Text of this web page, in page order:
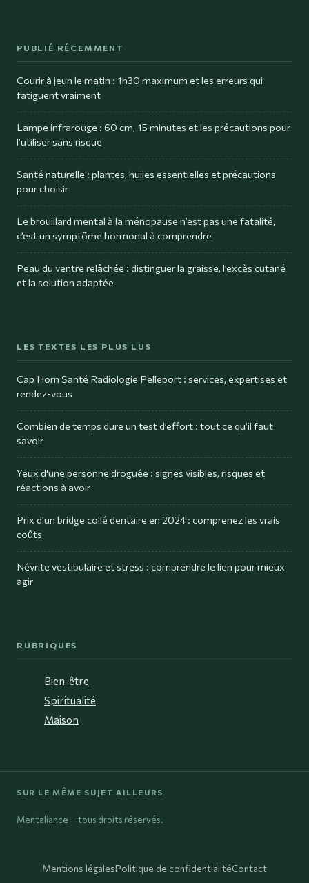
PUBLIÉ RÉCEMMENT
Courir à jeun le matin : 1h30 maximum et les erreurs qui
fatiguent vraiment
Lampe infrarouge : 60 cm, 15 minutes et les précautions pour
l’utiliser sans risque
Santé naturelle : plantes, huiles essentielles et précautions
pour choisir
Le brouillard mental à la ménopause n’est pas une fatalité,
c’est un symptôme hormonal à comprendre
Peau du ventre relâchée : distinguer la graisse, l’excès cutané
et la solution adaptée
LES TEXTES LES PLUS LUS
Cap Horn Santé Radiologie Pelleport : services, expertises et
rendez-vous
Combien de temps dure un test d’effort : tout ce qu’il faut
savoir
Yeux d'une personne droguée : signes visibles, risques et
réactions à avoir
Prix d’un bridge collé dentaire en 2024 : comprenez les vrais
coûts
Névrite vestibulaire et stress : comprendre le lien pour mieux
agir
RUBRIQUES
Bien-être
Spiritualité
Maison
SUR LE MÊME SUJET AILLEURS
Mentaliance — tous droits réservés.
Mentions légalesPolitique de confidentialitéContact